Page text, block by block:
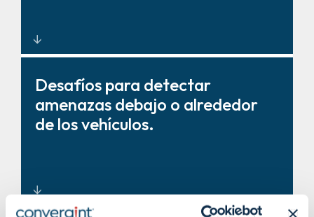
Programas estandarizados de
gestión de aparcamientos con
control centralizado.
Desafíos para detectar
amenazas debajo o alrededor
de los vehículos.